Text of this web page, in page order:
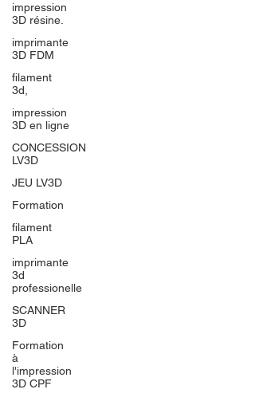
impression
3D résine.
imprimante
3D FDM
filament
3d,
impression
3D en ligne
CONCESSION
LV3D
JEU LV3D
Formation
filament
PLA
imprimante
3d
professionelle
SCANNER
3D
Formation
à
l'impression
3D CPF